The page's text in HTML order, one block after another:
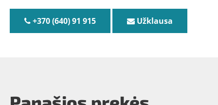
+370 (640) 91 915 Užklausa